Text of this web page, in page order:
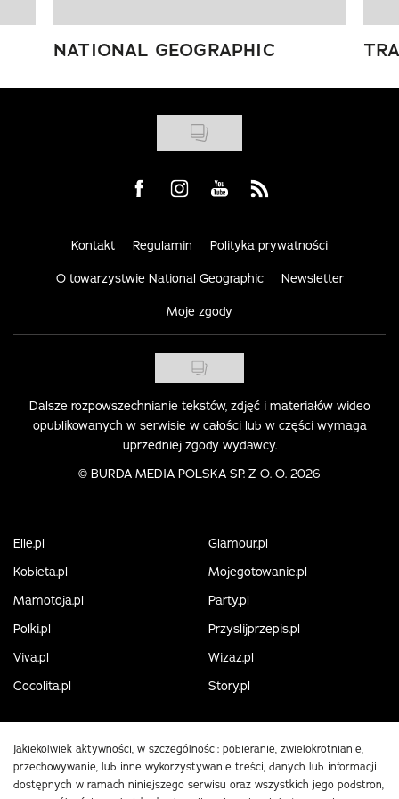
NATIONAL GEOGRAPHIC
Visit us on Facebook
Visit us on Instagram
Visit us on Youtube
Visit us on Rss
Kontakt Regulamin Polityka prywatności
O towarzystwie National Geographic Newsletter
Moje zgody
Dalsze rozpowszechnianie tekstów, zdjęć i materiałów wideo
opublikowanych w serwisie w całości lub w części wymaga
uprzedniej zgody wydawcy.
© BURDA MEDIA POLSKA SP. Z O. O. 2026
Elle.pl
Glamour.pl
Kobieta.pl
Mojegotowanie.pl
Mamotoja.pl
Party.pl
Polki.pl
Przyslijprzepis.pl
Viva.pl
Wizaz.pl
Cocolita.pl
Story.pl
Jakiekolwiek aktywności, w szczególności: pobieranie, zwielokrotnianie,
przechowywanie, lub inne wykorzystywanie treści, danych lub informacji
dostępnych w ramach niniejszego serwisu oraz wszystkich jego podstron,